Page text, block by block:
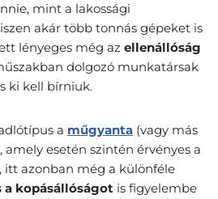
mint a lakossági
akár több tonnás gépeket is
lényeges még az ellenállóság
dolgozó munkatársak
ki kell bírniuk.
a műgyanta (vagy más
amely esetén szintén érvényes a
itt azonban még a különféle
a kopásállóságot is figyelembe